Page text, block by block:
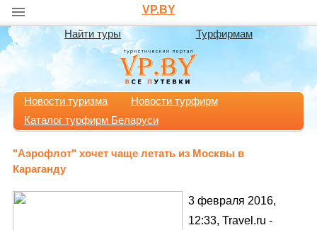
VP.BY
Найти туры Турфирмам
Новости туризма
Новости турфирм
Каталог турфирм Беларуси
"Аэрофлот" хочет чаще летать из Москвы в
Караганду
3 февраля 2016,
12:33, Travel.ru -